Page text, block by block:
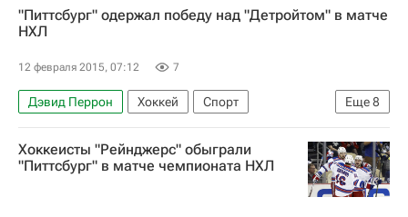
Сент-Луис Блюз
Калгари Флэймз
Владимир Тарасенко
Алекс Пьетранджело
"Питтсбург" одержал победу над "Детройтом" в матче
НХЛ
12 февраля 2015, 07:12 7
Еще8
Дэвид Перрон Хоккей
Спорт
Национальная хоккейная лига (НХЛ)
Ванкувер Кэнакс
Чикаго Блэкхокс
Хоккеисты "Рейнджерс" обыграли
"Питтсбург" в матче чемпионата НХЛ